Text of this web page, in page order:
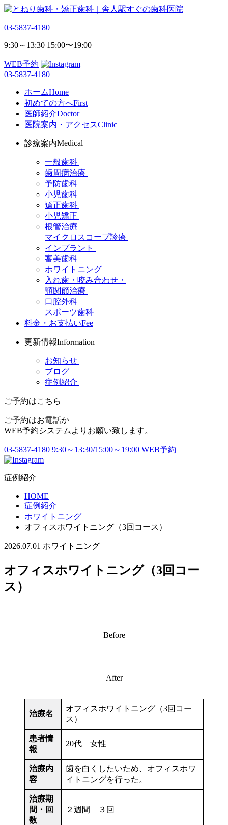
03-5837-4180
9:30～13:30 15:00〜19:00
WEB予約
03-5837-4180
ホームHome
初めての方へFirst
医師紹介Doctor
医院案内・アクセスClinic
診療案内Medical
一般歯科
歯周病治療
予防歯科
小児歯科
矯正歯科
小児矯正
根管治療
マイクロスコープ診療
インプラント
審美歯科
ホワイトニング
入れ歯・咬み合わせ・
顎関節治療
口腔外科
スポーツ歯科
料金・お支払いFee
更新情報Information
お知らせ
ブログ
症例紹介
ご予約はこちら
ご予約はお電話か
WEB予約システムよりお願い致します。
03-5837-4180 9:30～13:30/15:00～19:00 WEB予約
症例紹介
HOME
症例紹介
ホワイトニング
オフィスホワイトニング（3回コース）
2026.07.01 ホワイトニング
オフィスホワイトニング（3回コー
ス）
Before
After
治療名
オフィスホワイトニング（3回コー
ス）
患者情
報
20代 女性
治療内
容
歯を白くしたいため、オフィスホワ
イトニングを行った。
治療期
間・回
数
２週間 ３回